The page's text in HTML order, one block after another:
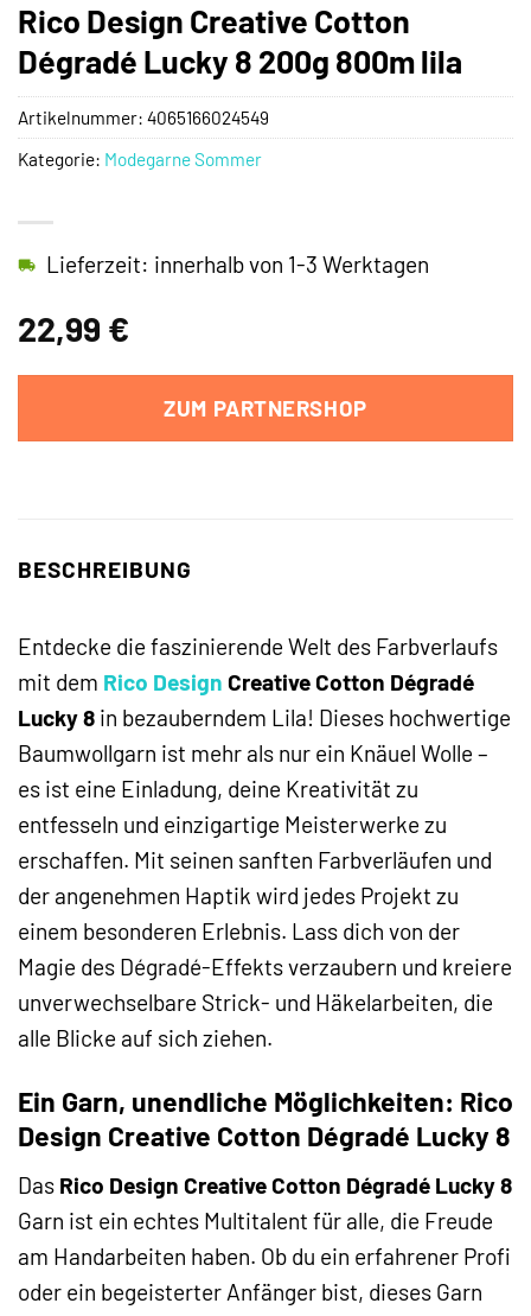
Rico Design Creative Cotton
Dégradé Lucky 8 200g 800m lila
22,99 €
Lieferzeit: innerhalb von 1-3 Werktagen
ZUM PARTNERSHOP
Artikelnummer: 4065166024549
Kategorie: Modegarne Sommer
BESCHREIBUNG
Entdecke die faszinierende Welt des Farbverlaufs
mit dem Rico Design Creative Cotton Dégradé
Lucky 8 in bezauberndem Lila! Dieses hochwertige
Baumwollgarn ist mehr als nur ein Knäuel Wolle –
es ist eine Einladung, deine Kreativität zu
entfesseln und einzigartige Meisterwerke zu
erschaffen. Mit seinen sanften Farbverläufen und
der angenehmen Haptik wird jedes Projekt zu
einem besonderen Erlebnis. Lass dich von der
Magie des Dégradé-Effekts verzaubern und kreiere
unverwechselbare Strick- und Häkelarbeiten, die
alle Blicke auf sich ziehen.
Ein Garn, unendliche Möglichkeiten: Rico
Design Creative Cotton Dégradé Lucky 8
Das Rico Design Creative Cotton Dégradé Lucky 8
Garn ist ein echtes Multitalent für alle, die Freude
am Handarbeiten haben. Ob du ein erfahrener Profi
oder ein begeisterter Anfänger bist, dieses Garn